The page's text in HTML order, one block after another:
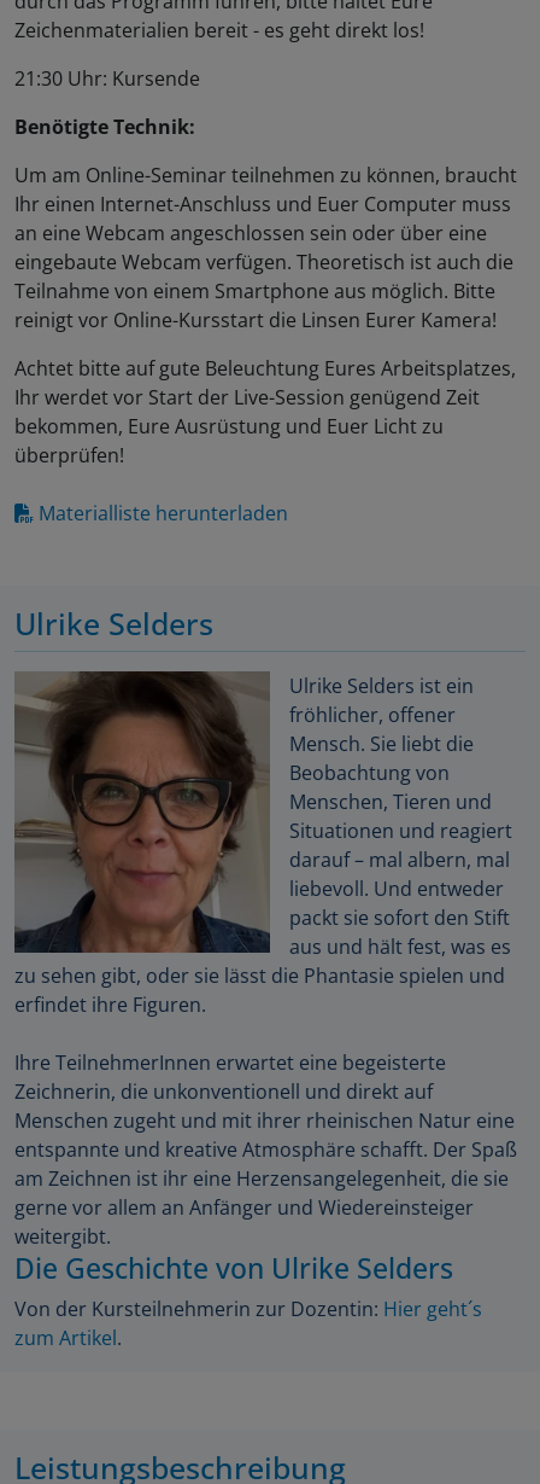
Zeichenmaterialien bereit - es geht direkt los!
21:30 Uhr: Kursende
Benötigte Technik:
Um am Online-Seminar teilnehmen zu können, braucht
Ihr einen Internet-Anschluss und Euer Computer muss
an eine Webcam angeschlossen sein oder über eine
eingebaute Webcam verfügen. Theoretisch ist auch die
Teilnahme von einem Smartphone aus möglich. Bitte
reinigt vor Online-Kursstart die Linsen Eurer Kamera!
Achtet bitte auf gute Beleuchtung Eures Arbeitsplatzes,
Ihr werdet vor Start der Live-Session genügend Zeit
bekommen, Eure Ausrüstung und Euer Licht zu
überprüfen!
Materialliste herunterladen
Ulrike Selders
Ulrike Selders ist ein
fröhlicher, offener
Mensch. Sie liebt die
Beobachtung von
Menschen, Tieren und
Situationen und reagiert
darauf – mal albern, mal
liebevoll. Und entweder
packt sie sofort den Stift
aus und hält fest, was es
zu sehen gibt, oder sie lässt die Phantasie spielen und
erfindet ihre Figuren.
Ihre TeilnehmerInnen erwartet eine begeisterte
Zeichnerin, die unkonventionell und direkt auf
Menschen zugeht und mit ihrer rheinischen Natur eine
entspannte und kreative Atmosphäre schafft. Der Spaß
am Zeichnen ist ihr eine Herzensangelegenheit, die sie
gerne vor allem an Anfänger und Wiedereinsteiger
weitergibt.
Die Geschichte von Ulrike Selders
Von der Kursteilnehmerin zur Dozentin: Hier geht´s
zum Artikel.
Leistungsbeschreibung